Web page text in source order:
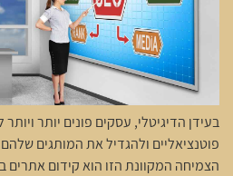
בעידן הדיגיטלי, עסקים פונים יותר
פוטנציאליים ולהגדיל את המותגים